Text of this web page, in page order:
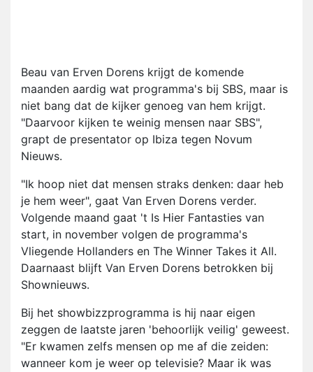
Beau van Erven Dorens krijgt de komende
maanden aardig wat programma's bij SBS, maar is
niet bang dat de kijker genoeg van hem krijgt.
"Daarvoor kijken te weinig mensen naar SBS",
grapt de presentator op Ibiza tegen Novum
Nieuws.
"Ik hoop niet dat mensen straks denken: daar heb
je hem weer", gaat Van Erven Dorens verder.
Volgende maand gaat 't Is Hier Fantasties van
start, in november volgen de programma's
Vliegende Hollanders en The Winner Takes it All.
Daarnaast blijft Van Erven Dorens betrokken bij
Shownieuws.
Bij het showbizzprogramma is hij naar eigen
zeggen de laatste jaren 'behoorlijk veilig' geweest.
"Er kwamen zelfs mensen op me af die zeiden:
wanneer kom je weer op televisie? Maar ik was